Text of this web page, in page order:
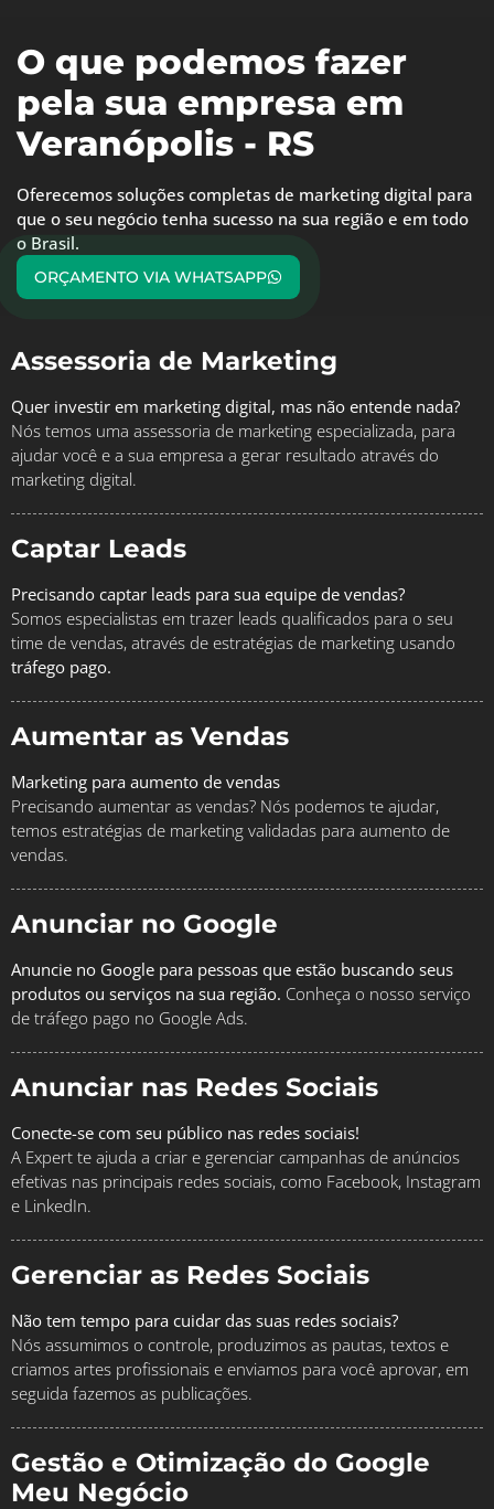
O que podemos fazer
pela sua empresa em
Veranópolis - RS
Oferecemos soluções completas de marketing digital para
que o seu negócio tenha sucesso na sua região e em todo
o Brasil.
ORÇAMENTO VIA WHATSAPP
Assessoria de Marketing
Quer investir em marketing digital, mas não entende nada?
Nós temos uma assessoria de marketing especializada, para
ajudar você e a sua empresa a gerar resultado através do
marketing digital.
Captar Leads
Precisando captar leads para sua equipe de vendas?
Somos especialistas em trazer leads qualificados para o seu
time de vendas, através de estratégias de marketing usando
tráfego pago.
Aumentar as Vendas
Marketing para aumento de vendas
Precisando aumentar as vendas? Nós podemos te ajudar,
temos estratégias de marketing validadas para aumento de
vendas.
Anunciar no Google
Anuncie no Google para pessoas que estão buscando seus
produtos ou serviços na sua região. Conheça o nosso serviço
de tráfego pago no Google Ads.
Anunciar nas Redes Sociais
Conecte-se com seu público nas redes sociais!
A Expert te ajuda a criar e gerenciar campanhas de anúncios
efetivas nas principais redes sociais, como Facebook, Instagram
e LinkedIn.
Gerenciar as Redes Sociais
Não tem tempo para cuidar das suas redes sociais?
Nós assumimos o controle, produzimos as pautas, textos e
criamos artes profissionais e enviamos para você aprovar, em
seguida fazemos as publicações.
Gestão e Otimização do Google
Meu Negócio